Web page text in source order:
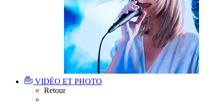
VIDÉO ET PHOTO
Retour